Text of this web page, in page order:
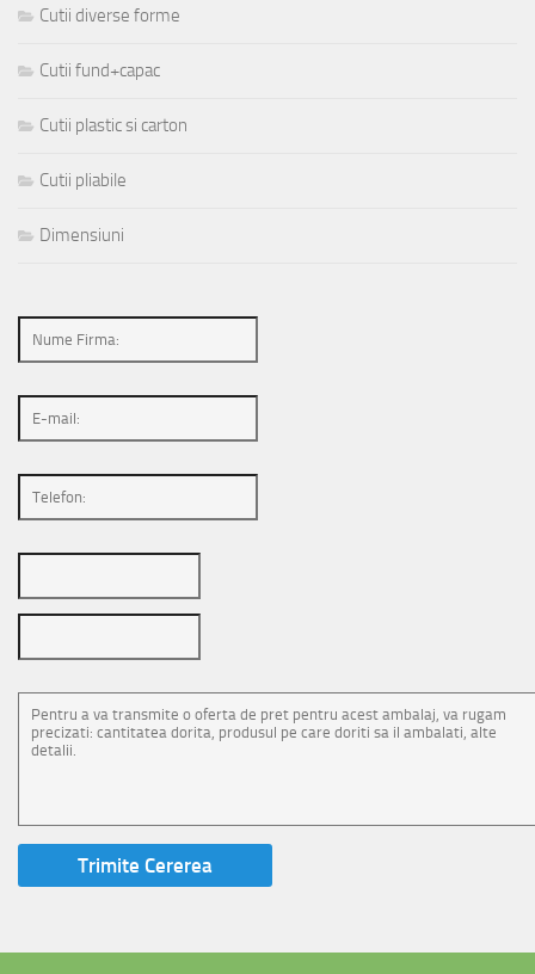
Cutii diverse forme
Cutii fund+capac
Cutii plastic si carton
Cutii pliabile
Dimensiuni